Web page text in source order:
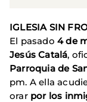
IGLESIA SIN
El pasado 4 de
Jesús Catalá,
Parroquia de
pm. A ella
orar por los